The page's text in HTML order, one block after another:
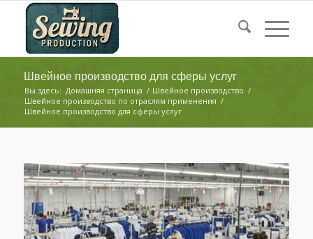
Швейное производство для сферы услуг
Вы здесь: Домашняя страница / Швейное производство /
Швейное производство по отраслям применения /
Швейное производство для сферы услуг